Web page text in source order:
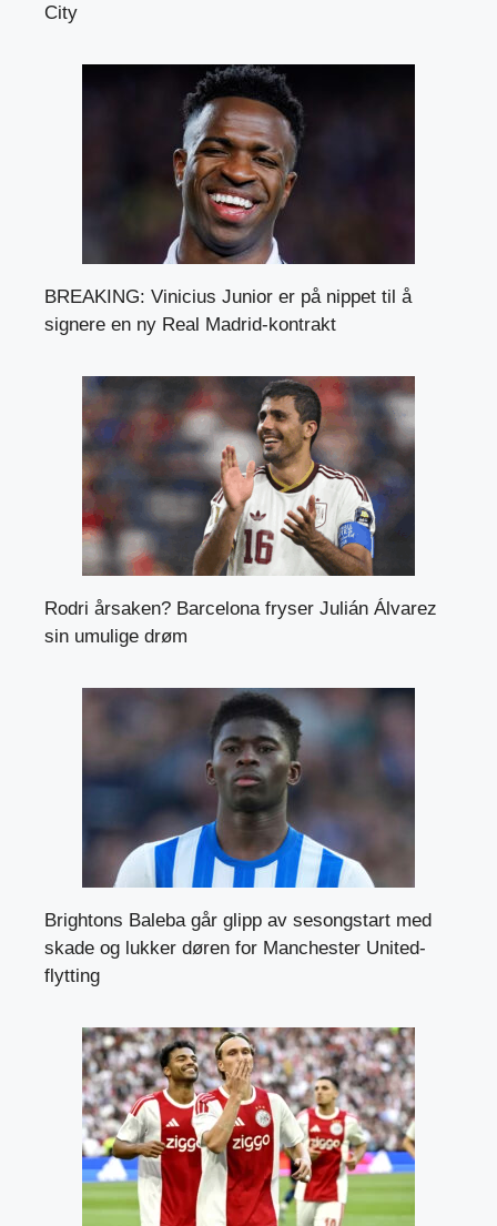
City
BREAKING: Vinicius Junior er på nippet til å
signere en ny Real Madrid-kontrakt
Rodri årsaken? Barcelona fryser Julián Álvarez
sin umulige drøm
Brightons Baleba går glipp av sesongstart med
skade og lukker døren for Manchester United-
flytting